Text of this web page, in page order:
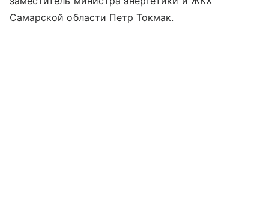
Самарской области Петр Токмак.